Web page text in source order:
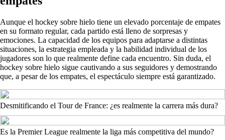
Aunque el hockey sobre hielo tiene un elevado porcentaje de empates
en su formato regular, cada partido está lleno de sorpresas y
emociones. La capacidad de los equipos para adaptarse a distintas
situaciones, la estrategia empleada y la habilidad individual de los
jugadores son lo que realmente define cada encuentro. Sin duda, el
hockey sobre hielo sigue cautivando a sus seguidores y demostrando
que, a pesar de los empates, el espectáculo siempre está garantizado.
Desmitificando el Tour de France: ¿es realmente la carrera más dura?
Es la Premier League realmente la liga más competitiva del mundo?